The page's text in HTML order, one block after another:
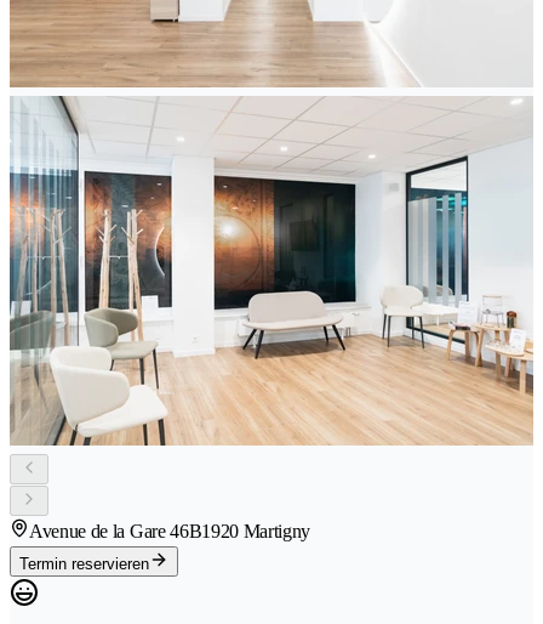
Avenue de la Gare 46B1920 Martigny
Termin reservieren